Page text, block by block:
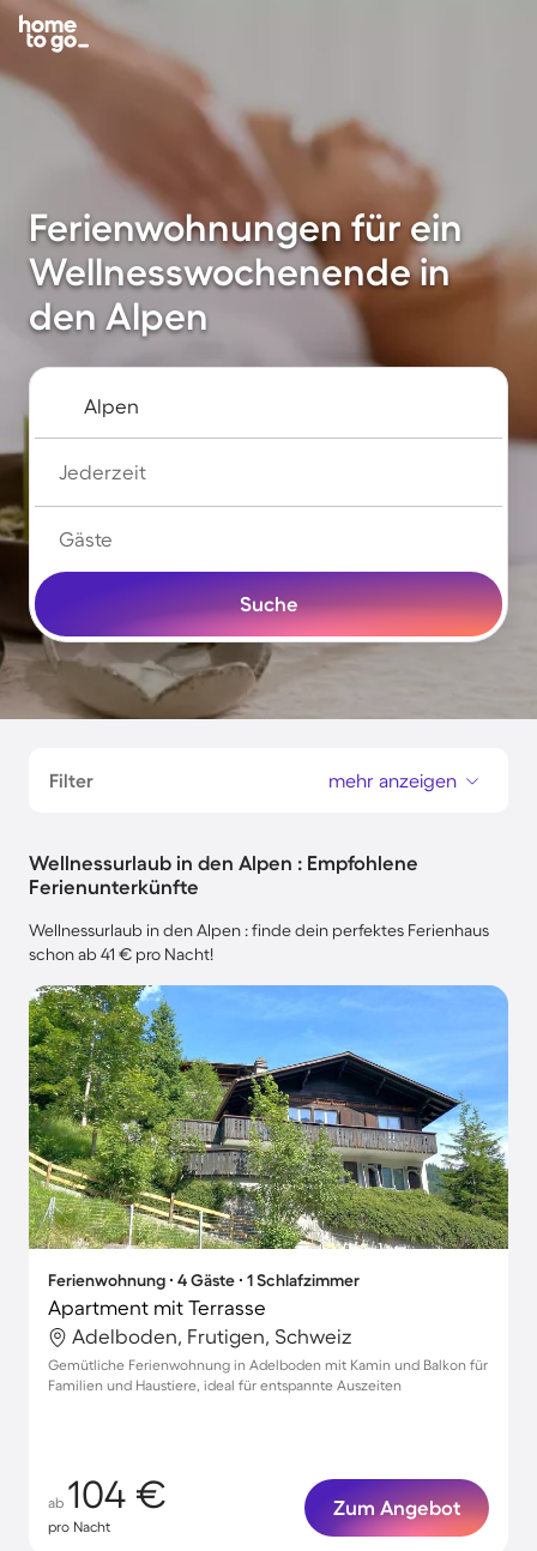
Ferienwohnungen für ein
Wellnesswochenende in
den Alpen
Jederzeit
Gäste
Suche
Filter mehr anzeigen
Wellnessurlaub in den Alpen : Empfohlene
Ferienunterkünfte
Wellnessurlaub in den Alpen : finde dein perfektes Ferienhaus
schon ab 41 € pro Nacht!
Ferienwohnung ∙ 4 Gäste ∙ 1 Schlafzimmer
Apartment mit Terrasse
Adelboden, Frutigen, Schweiz
Gemütliche Ferienwohnung in Adelboden mit Kamin und Balkon für
Familien und Haustiere, ideal für entspannte Auszeiten
ab 104 €
pro Nacht
Zum Angebot